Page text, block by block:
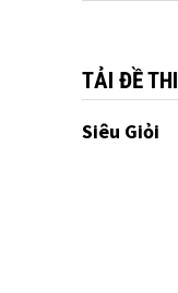
TẢI ĐỀ THI
Siêu Giỏi